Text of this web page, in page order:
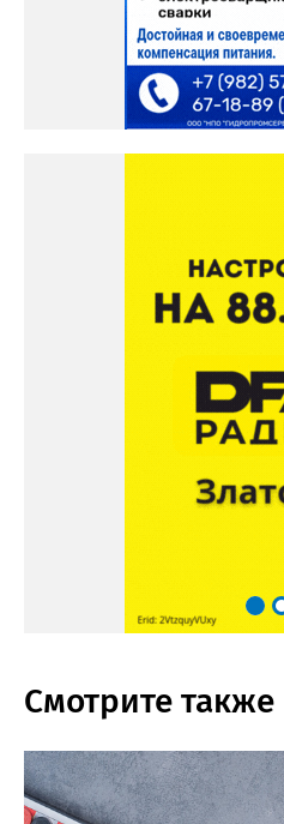
Смотрите также